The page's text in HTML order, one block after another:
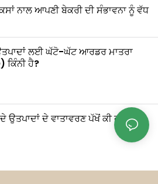
ਨਾਲ ਆਪਣੀ ਬੇਕਰੀ ਦੀ ਸੰਭਾਵਨਾ ਨੂੰ ਵੱਧ
ਲਈ ਘੱਟੋ-ਘੱਟ ਆਰਡਰ ਮਾਤਰਾ
ਕਿੰਨੀ ਹੈ?
ਉਤਪਾਦਾਂ ਦੇ ਵਾਤਾਵਰਣ ਪੱਖੋਂ ਕੀ ਫਾਇਦੇ